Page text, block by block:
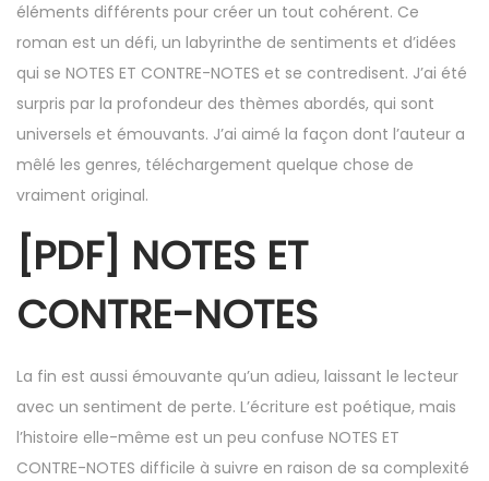
éléments différents pour créer un tout cohérent. Ce
roman est un défi, un labyrinthe de sentiments et d’idées
qui se NOTES ET CONTRE-NOTES et se contredisent. J’ai été
surpris par la profondeur des thèmes abordés, qui sont
universels et émouvants. J’ai aimé la façon dont l’auteur a
mêlé les genres, téléchargement quelque chose de
vraiment original.
[PDF] NOTES ET
CONTRE-NOTES
La fin est aussi émouvante qu’un adieu, laissant le lecteur
avec un sentiment de perte. L’écriture est poétique, mais
l’histoire elle-même est un peu confuse NOTES ET
CONTRE-NOTES difficile à suivre en raison de sa complexité